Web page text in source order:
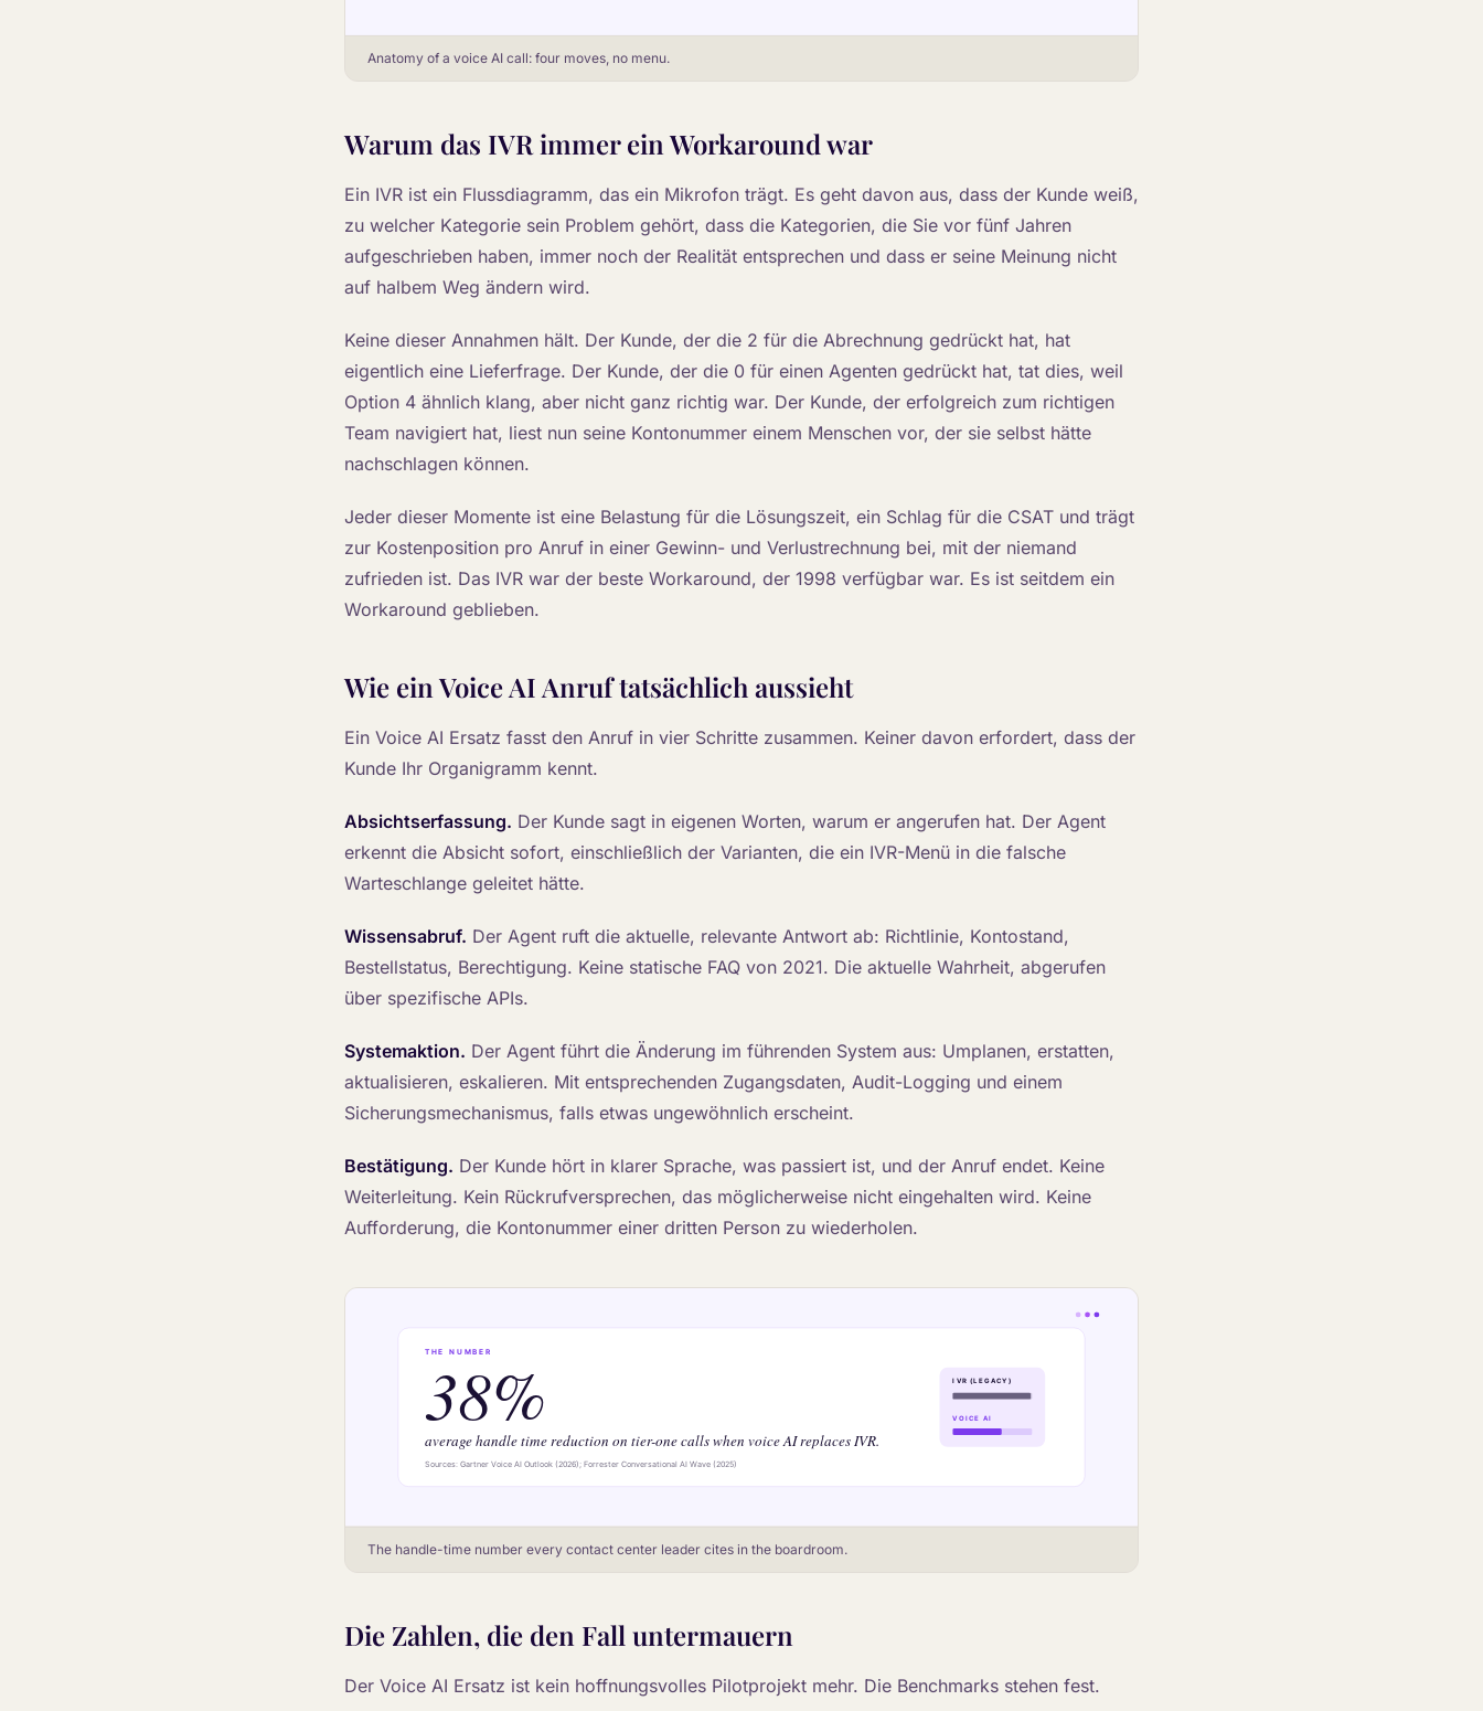
Anatomy of a voice AI call: four moves, no menu.
Warum das IVR immer ein Workaround war
Ein IVR ist ein Flussdiagramm, das ein Mikrofon trägt. Es geht davon aus, dass der Kunde weiß,
zu welcher Kategorie sein Problem gehört, dass die Kategorien, die Sie vor fünf Jahren
aufgeschrieben haben, immer noch der Realität entsprechen und dass er seine Meinung nicht
auf halbem Weg ändern wird.
Keine dieser Annahmen hält. Der Kunde, der die 2 für die Abrechnung gedrückt hat, hat
eigentlich eine Lieferfrage. Der Kunde, der die 0 für einen Agenten gedrückt hat, tat dies, weil
Option 4 ähnlich klang, aber nicht ganz richtig war. Der Kunde, der erfolgreich zum richtigen
Team navigiert hat, liest nun seine Kontonummer einem Menschen vor, der sie selbst hätte
nachschlagen können.
Jeder dieser Momente ist eine Belastung für die Lösungszeit, ein Schlag für die CSAT und trägt
zur Kostenposition pro Anruf in einer Gewinn- und Verlustrechnung bei, mit der niemand
zufrieden ist. Das IVR war der beste Workaround, der 1998 verfügbar war. Es ist seitdem ein
Workaround geblieben.
Wie ein Voice AI Anruf tatsächlich aussieht
Ein Voice AI Ersatz fasst den Anruf in vier Schritte zusammen. Keiner davon erfordert, dass der
Kunde Ihr Organigramm kennt.
Absichtserfassung. Der Kunde sagt in eigenen Worten, warum er angerufen hat. Der Agent
erkennt die Absicht sofort, einschließlich der Varianten, die ein IVR-Menü in die falsche
Warteschlange geleitet hätte.
Wissensabruf. Der Agent ruft die aktuelle, relevante Antwort ab: Richtlinie, Kontostand,
Bestellstatus, Berechtigung. Keine statische FAQ von 2021. Die aktuelle Wahrheit, abgerufen
über spezifische APIs.
Systemaktion. Der Agent führt die Änderung im führenden System aus: Umplanen, erstatten,
aktualisieren, eskalieren. Mit entsprechenden Zugangsdaten, Audit-Logging und einem
Sicherungsmechanismus, falls etwas ungewöhnlich erscheint.
Bestätigung. Der Kunde hört in klarer Sprache, was passiert ist, und der Anruf endet. Keine
Weiterleitung. Kein Rückrufversprechen, das möglicherweise nicht eingehalten wird. Keine
Aufforderung, die Kontonummer einer dritten Person zu wiederholen.
The handle-time number every contact center leader cites in the boardroom.
Die Zahlen, die den Fall untermauern
Der Voice AI Ersatz ist kein hoffnungsvolles Pilotprojekt mehr. Die Benchmarks stehen fest.